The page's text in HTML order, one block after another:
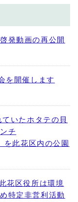
発動画の再公開
を開催します
いたホタテの貝
チ
を此花区内の公園
花区役所は環境
特定非営利活動